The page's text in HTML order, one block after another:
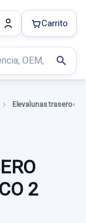
search
Carrito
Elevalunas trasero
2